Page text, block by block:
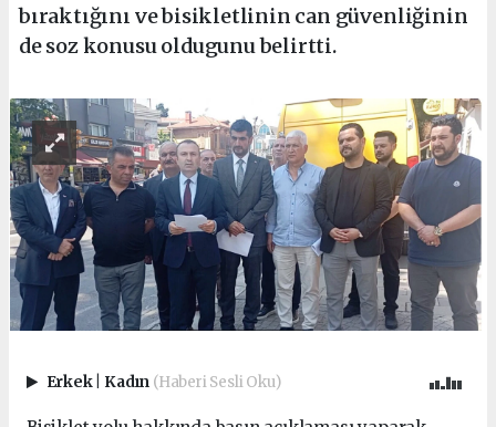
bıraktığını ve bisikletlinin can güvenliğinin
de soz konusu oldugunu belirtti.
Erkek Kadın (Haberi Sesli Oku)